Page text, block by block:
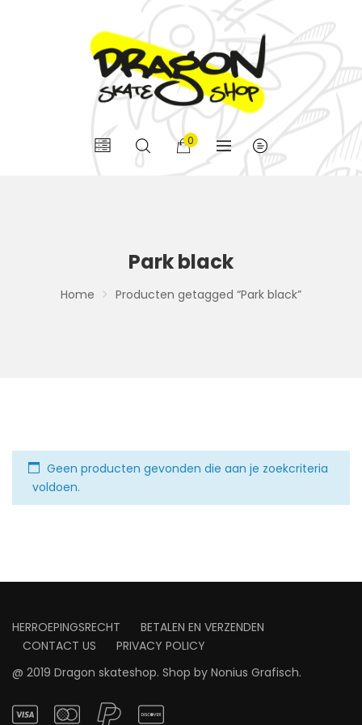
0
Park black
Home Producten getagged “Park black”
Geen producten gevonden die aan je zoekcriteria
voldoen.
HERROEPINGSRECHT
BETALEN EN VERZENDEN
CONTACT US
PRIVACY POLICY
@ 2019 Dragon skateshop. Shop by Nonius Grafisch.